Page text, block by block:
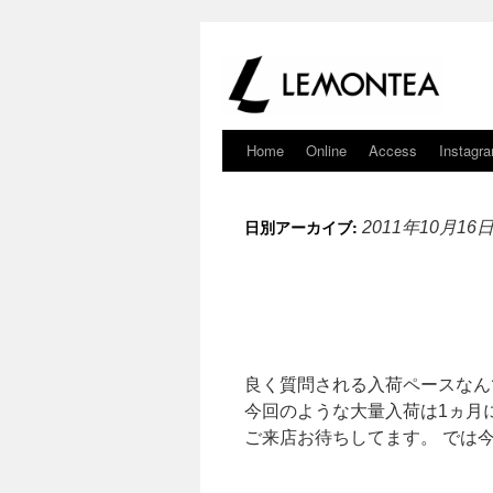
Home Online Access
日別アーカイブ: 2011年10月16日
良く質問される入荷ペースな
今回のような大量入荷は1ヵ月
ご来店お待ちしてます。 で